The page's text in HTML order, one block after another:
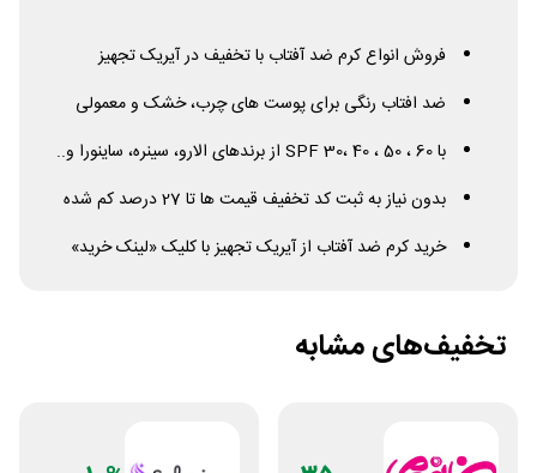
فروش انواع کرم ضد آفتاب با تخفیف در آیریک تجهیز
ضد افتاب رنگی برای پوست های چرب، خشک و معمولی
با
SPF30، 40 ، 50 ، 60 از برندهای الارو، سینره، ساینورا و..
بدون نیاز به ثبت کد تخفیف قیمت ها تا 27 درصد کم شده
خرید کرم ضد آفتاب از آیریک تجهیز با کلیک «لینک خرید»
تخفیف‌های مشابه